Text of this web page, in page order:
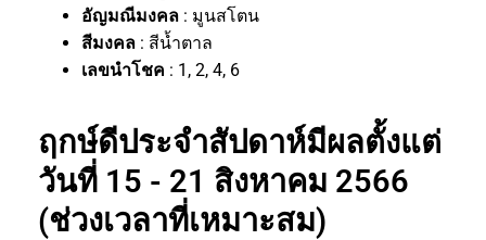
อัญมณีมงคล : มูนสโตน
สีมงคล : สีน้ำตาล
เลขนำโชค : 1, 2, 4, 6
ฤกษ์ดีประจำสัปดาห์มีผลตั้งแต่
วันที่ 15 - 21 สิงหาคม 2566
(ช่วงเวลาที่เหมาะสม)